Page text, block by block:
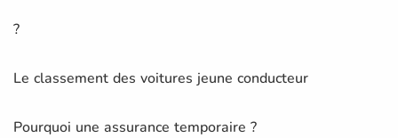
?
Le classement des voitures jeune conducteur
Pourquoi une assurance temporaire ?